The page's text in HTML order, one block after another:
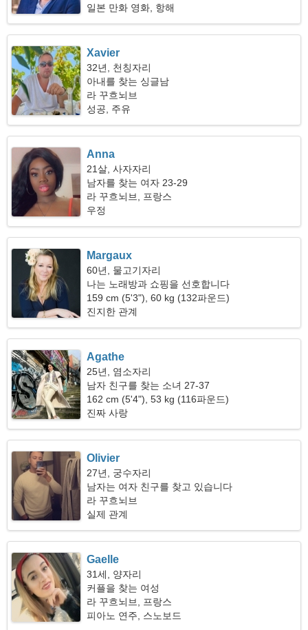
일본 만화 영화, 항해
Xavier
32년, 천칭자리
아내를 찾는 싱글남
라 꾸흐뇌브
성공, 주유
Anna
21살, 사자자리
남자를 찾는 여자 23-29
라 꾸흐뇌브, 프랑스
우정
Margaux
60년, 물고기자리
나는 노래방과 쇼핑을 선호합니다
159 cm (5'3"), 60 kg (132파운드)
진지한 관계
Agathe
25년, 염소자리
남자 친구를 찾는 소녀 27-37
162 cm (5'4"), 53 kg (116파운드)
진짜 사랑
Olivier
27년, 궁수자리
남자는 여자 친구를 찾고 있습니다
라 꾸흐뇌브
실제 관계
Gaelle
31세, 양자리
커플을 찾는 여성
라 꾸흐뇌브, 프랑스
피아노 연주, 스노보드